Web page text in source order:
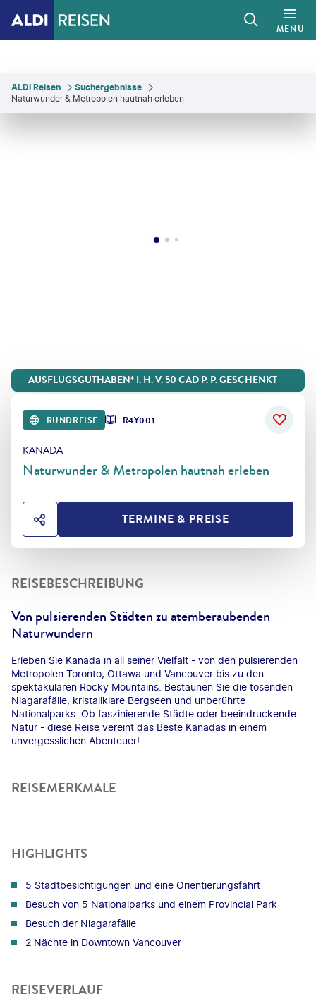
MENÜ
ALDI Reisen
Suchergebnisse
Naturwunder & Metropolen hautnah erleben
AUSFLUGSGUTHABEN* I. H. V. 50 CAD P. P. GESCHENKT
RUNDREISE R4Y001
KANADA
Naturwunder & Metropolen hautnah erleben
HOTEL TEILENTERMINE & PREISE
REISEBESCHREIBUNG
Von pulsierenden Städten zu atemberaubenden
Naturwundern
Erleben Sie Kanada in all seiner Vielfalt - von den pulsierenden
Metropolen Toronto, Ottawa und Vancouver bis zu den
spektakulären Rocky Mountains. Bestaunen Sie die tosenden
Niagarafälle, kristallklare Bergseen und unberührte
Nationalparks. Ob faszinierende Städte oder beeindruckende
Natur - diese Reise vereint das Beste Kanadas in einem
unvergesslichen Abenteuer!
REISEMERKMALE
HIGHLIGHTS
5 Stadtbesichtigungen und eine Orientierungsfahrt
Besuch von 5 Nationalparks und einem Provincial Park
Besuch der Niagarafälle
2 Nächte in Downtown Vancouver
REISEVERLAUF